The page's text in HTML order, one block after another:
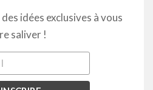
idées exclusives à vous
saliver !